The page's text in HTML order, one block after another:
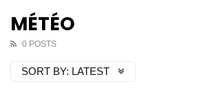
MÉTÉO
0 POSTS
SORT BY: LATEST